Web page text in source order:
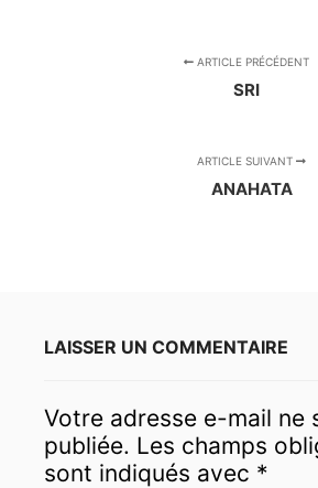
ARTICLE PRÉCÉDENT
SRI
ARTICLE SUIVANT
ANAHATA
LAISSER UN COMMENTAIRE
Votre adresse e-mail ne
publiée. Les champs
sont indiqués avec *